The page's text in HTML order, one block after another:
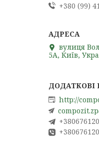
+380 (99)
вулиця
5А, Київ,
http://